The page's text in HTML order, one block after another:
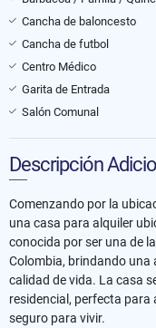
Cancha de baloncesto
Cancha de futbol
Centro Médico
Garita de Entrada
Salón Comunal
Descripción
Comenzando por la
una casa para alquiler
conocida por ser una de
Colombia, brindando una
calidad de vida. La casa
residencial, perfecta para
seguro para vivir.